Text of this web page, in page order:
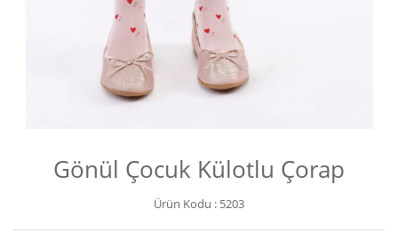
Gönül Çocuk Külotlu Çorap
Ürün Kodu : 5203